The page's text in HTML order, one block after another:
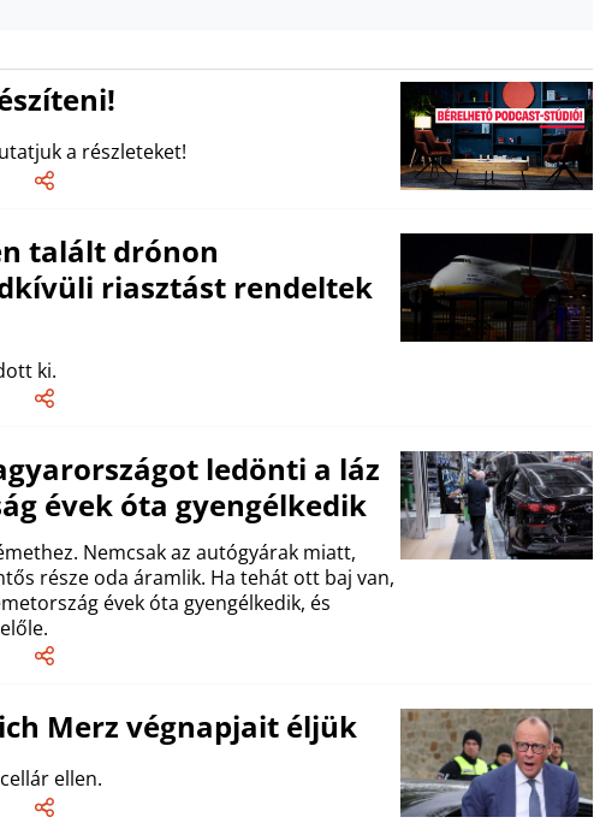
a részleteket!
talált drónon
riasztást rendeltek
ki.
ledönti a láz
évek óta gyengélkedik
Nemcsak az autógyárak miatt,
része oda áramlik. Ha tehát ott baj van,
évek óta gyengélkedik, és
Merz végnapjait éljük
ellen.